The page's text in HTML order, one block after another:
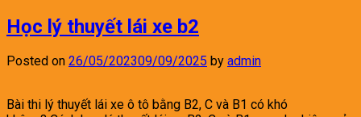
Học lý thuyết lái xe b2
Posted on 26/05/202309/09/2025 by admin
Bài thi lý thuyết lái xe ô tô bằng B2, C và B1 có khó